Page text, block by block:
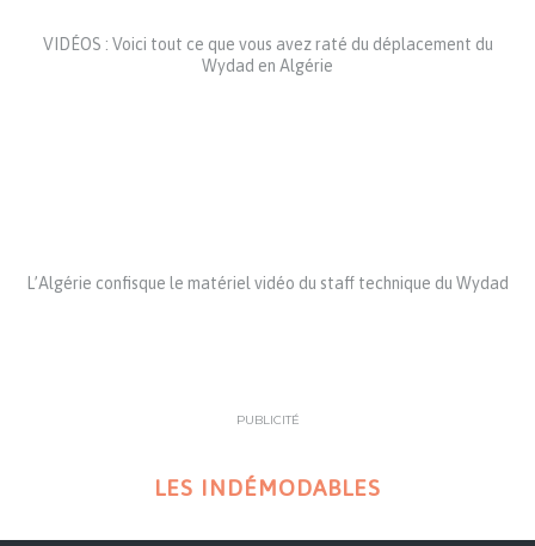
VIDÉOS : Voici tout ce que vous avez raté du déplacement du
Wydad en Algérie
L’Algérie confisque le matériel vidéo du staff technique du Wydad
PUBLICITÉ
LES INDÉMODABLES